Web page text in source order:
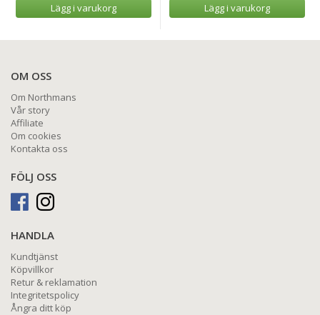
Lägg i varukorg
Lägg i varukorg
OM OSS
Om Northmans
Vår story
Affiliate
Om cookies
Kontakta oss
FÖLJ OSS
HANDLA
Kundtjänst
Köpvillkor
Retur & reklamation
Integritetspolicy
Ångra ditt köp